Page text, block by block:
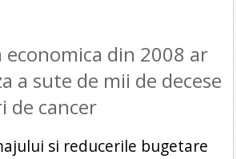
economica din 2008 ar
a sute de mii de decese
de cancer
si reducerile bugetare